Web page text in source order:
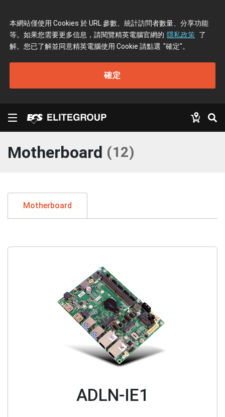
本網站僅使用 Cookies 於 URL 參數、統計訪問者數量、分享功能
等。如果您需要更多信息，請閱覽精英電腦官網的 隱私政策 了
解。您已了解並同意精英電腦使用 Cookie 請點選 "確定"。
確定
Motherboard (12)
Motherboard
ADLN-IE1